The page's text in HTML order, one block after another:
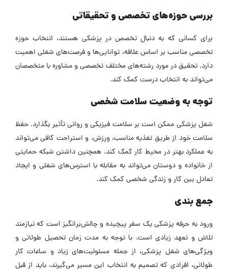
بررسی حوزه‌های تخصصی و تحقیقاتی
برای کسانی که به دنبال تخصص در پزشکی هستند، انتخاب حوزه
تخصصی مناسب بر اساس علاقه، توانایی‌ها و فرصت‌های شغلی اهمیت
دارد. تحقیق در مورد رشته‌های مختلف تخصصی و مشاوره با متخصصان
می‌تواند به انتخاب درست کمک کند.
توجه به وضعیت سلامت شخصی
شغل پزشکی ممکن است بر سلامت فیزیکی و روانی تأثیر بگذارد. حفظ
سلامت خود از طریق تغذیه مناسب، ورزش، و استراحت کافی می‌تواند
به عملکرد بهتر در محیط کار کمک کند. همچنینداشتن شبکه حمایتی
از خانواده و دوستان می‌تواند به مقابله با استرس‌های شغلی و ایجاد
تعادل بین کار و زندگی شخصی کمک کند.
جمع بندی
ورود به حرفه پزشکی یک سفر پیچیده و چالش‌برانگیز است که نیازمند
تلاش و تعهد زیادی است. با توجه به مدت زمان تحصیل طولانی و
ویژگی‌های شغل پزشکی، از جمله مسئولیت‌های زیاد و ساعات کار
طولانی، افرادی که تصمیم به انتخاب این مسیر می‌گیرند، باید از قبل